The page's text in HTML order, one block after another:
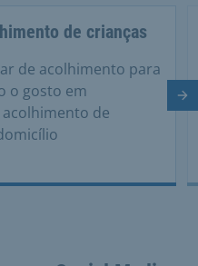
de crianças
de acolhimento para
o gosto em
de